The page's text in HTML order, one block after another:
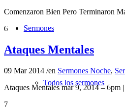
Sermones
Todos los sermones
Comenzaron Bien Pero Terminaron
6
Ataques Mentales
09 Mar 2014 /en Sermones Noche,
Ataques Mentales mar 9, 2014 –
7